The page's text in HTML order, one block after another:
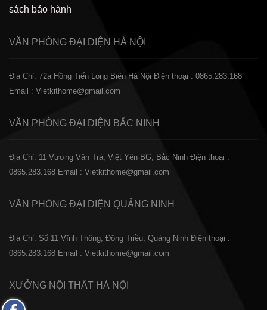
sách bảo hành
VĂN PHÒNG ĐẠI DIỆN HÀ NỘI
Địa Chỉ: 72a Hồng Tiến Long Biên Hà Nội Điện thoại : 0865.283.168
Email : Vietkithome@gmail.com
VĂN PHÒNG ĐẠI DIỆN BẮC NINH
Địa Chỉ: 11 Vương Văn Trà, Việt Yên BG, Bắc Ninh Điện thoại :
0865.283.168 Email : Vietkithome@gmail.com
VĂN PHÒNG ĐẠI DIỆN QUẢNG NINH
Địa Chỉ: Số 11 Vĩnh Thông, Đông Triều, Quảng Ninh Điện thoại :
0865.283.168 Email : Vietkithome@gmail.com
XƯỞNG NỘI THẤT HÀ NỘI